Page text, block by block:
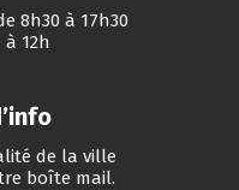
8h30 à 17h30
à 12h
de la ville
boîte mail.